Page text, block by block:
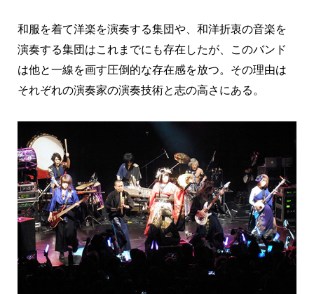
和服を着て洋楽を演奏する集団や、和洋折衷の音楽を
演奏する集団はこれまでにも存在したが、このバンド
は他と一線を画す圧倒的な存在感を放つ。その理由は
それぞれの演奏家の演奏技術と志の高さにある。